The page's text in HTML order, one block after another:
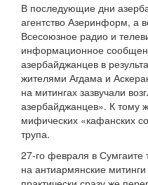
В последующие дни
агентство Азеринформ, а
Всесоюзное радио и
информационное
азербайджанцев в
жителями Агдама и
на митингах зазвучали
азербайджанцев». К тому
мифических «кафанских
трупа.
27-го февраля в
на антиармянские